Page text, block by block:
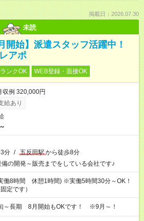
掲載日：2026.07.30
未読
開始】派遣スタッフ活躍中！
アポ
ンクOK WEB登録・面接OK
例 320,000円
給あり
分 / 五反田駅から徒歩8分
の開発～販売までをしている会社です♪
働8時間 休憩1時間) ※実働5時間30分～OK！
定です）
～長期 8月開始もOKです！ ※9月～！